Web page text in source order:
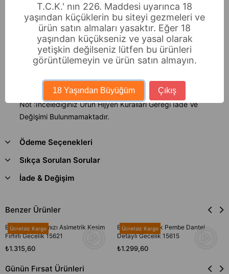
Büyük beden fantazi gecelik modellerimizi siz değerli
müsterilerimizin beğenisine sunuyoruz.
Ürünümüz ince tül ve dantelden üretilmişdir.Transparan
yapısı sayesinde fantazi gecelik katagorisinde en çok
tercih edilen modeller arasıdadır.
%100 poyester
Not :İncelediginiz Ürün Hijyen Kuralları Gereği İade Ve
Değişimi Bulunmamaktadır.
Ödeme Seçenekleri
Sıkça Sorulan Sorular
İade & Değişim
Benzer Ürünler
Bella Notte Kırmızı Asimetrik Kesim
Fırfırlı Gecelik 15621
₺1.315,60
Ücretsiz Kargo
Bella Notte Açık Pembe Dantel
Detaylı Gecelik 15615
₺1.299,60
Ücretsiz Kargo
Günün Fırsat Ürünleri
T.C.K.' nın 226. Maddesi uyarınca 18
yaşından küçüklerin bu siteyi gezmeleri ve
ürün satın almaları yasaktır. Eğer 18
yaşından küçükseniz ve yasal olarak
yetişkin değilseniz lütfen bu ürünleri
görüntülemeyin ve ürün satın almayın.
18 Yaşından Büyüğüm Çıkış